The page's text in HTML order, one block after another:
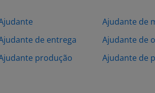
de entrega
produção
Ajudante de
Ajudante de
Ajudante de